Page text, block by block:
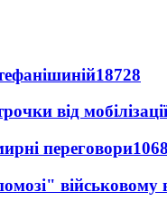
18728
від мобілізації
переговори
військовому